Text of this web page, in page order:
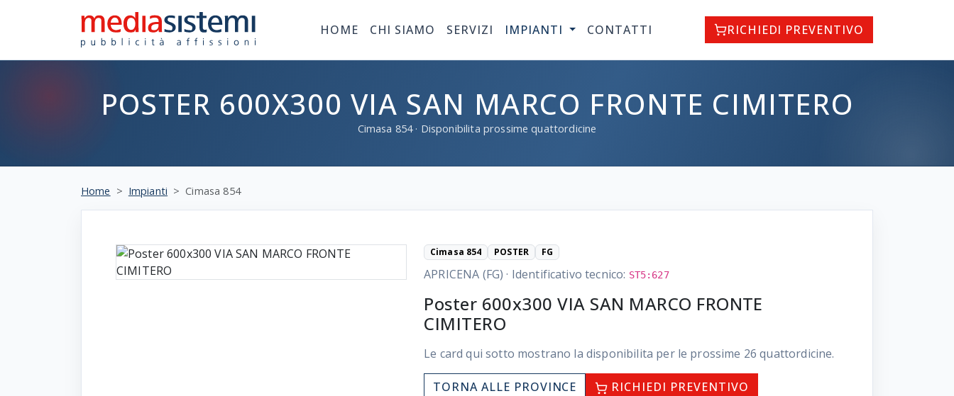
HOME CHI SIAMO SERVIZI IMPIANTI CONTATTI RICHIEDI PREVENTIVO
POSTER 600X300 VIA SAN MARCO FRONTE CIMITERO
Cimasa 854· Disponibilita prossime quattordicine
Home Impianti Cimasa 854
Cimasa 854 POSTER FG
APRICENA (FG) · Identificativo tecnico: ST5:627
Poster 600x300 VIA SAN MARCO FRONTE
CIMITERO
Le card qui sotto mostrano la disponibilita per le prossime 26 quattordicine.
TORNA ALLE PROVINCE
RICHIEDI PREVENTIVO